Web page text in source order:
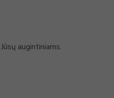
augintiniams.